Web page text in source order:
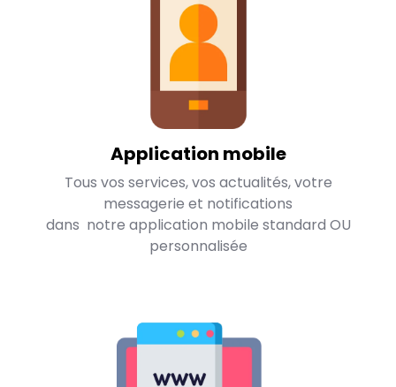
Application mobile
Tous vos services, vos actualités, votre
messagerie et notifications
dans notre application mobile standard OU
personnalisée